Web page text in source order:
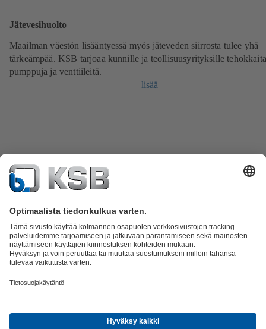
Jätevesihuolto
Maailman väestön lisääntyessä myös jäteveden siirrosta tulee yhä
tärkeämpää. KSB tarjoaa kunnille ja teollisuusyrityksille tehokkaita
pumppuja ja venttiileitä.
lisää
TuoteluetteloKSB SupremeServ: Spare Parts
VesitekniikkaTeollisuustekniikka